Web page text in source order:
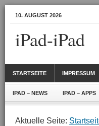
10. AUGUST 2026
iPad-iPad
STARTSEITE IMPRESSUM
IPAD – NEWS IPAD – APPS
Aktuelle Seite: